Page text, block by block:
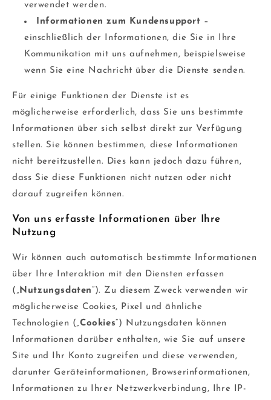
verwendet werden.
Informationen zum Kundensupport –
einschließlich der Informationen, die Sie in Ihre
Kommunikation mit uns aufnehmen, beispielsweise
wenn Sie eine Nachricht über die Dienste senden.
Für einige Funktionen der Dienste ist es
möglicherweise erforderlich, dass Sie uns bestimmte
Informationen über sich selbst direkt zur Verfügung
stellen. Sie können bestimmen, diese Informationen
nicht bereitzustellen. Dies kann jedoch dazu führen,
dass Sie diese Funktionen nicht nutzen oder nicht
darauf zugreifen können.
Von uns erfasste Informationen über Ihre
Nutzung
Wir können auch automatisch bestimmte Informationen
über Ihre Interaktion mit den Diensten erfassen
(„Nutzungsdaten “). Zu diesem Zweck verwenden wir
möglicherweise Cookies, Pixel und ähnliche
Technologien („Cookies“) Nutzungsdaten können
Informationen darüber enthalten, wie Sie auf unsere
Site und Ihr Konto zugreifen und diese verwenden,
darunter Geräteinformationen, Browserinformationen,
Informationen zu Ihrer Netzwerkverbindung, Ihre IP-